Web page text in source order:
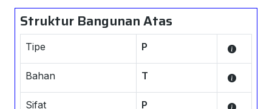
Struktur Bangunan Atas
Tipe P
Bahan T
Sifat P